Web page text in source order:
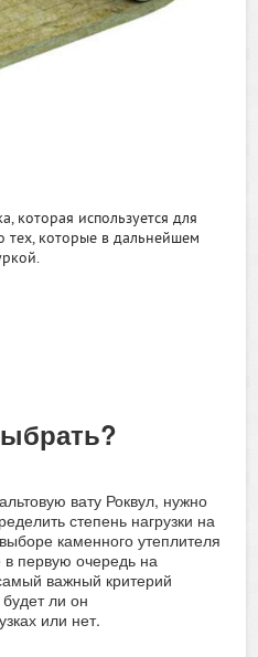
которая используется для
тех, которые в дальнейшем
вату Роквул, нужно
степень нагрузки на
каменного утеплителя
в первую очередь на
важный критерий
ли он
или нет.